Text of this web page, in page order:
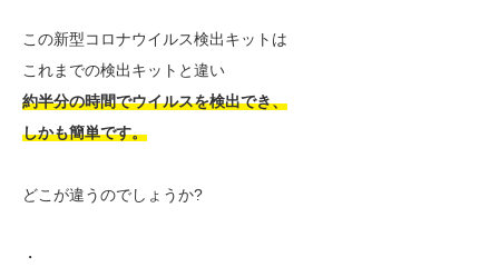
この新型コロナウイルス検出キットは
これまでの検出キットと違い
約半分の時間でウイルスを検出でき、
しかも簡単です。
どこが違うのでしょうか?
・